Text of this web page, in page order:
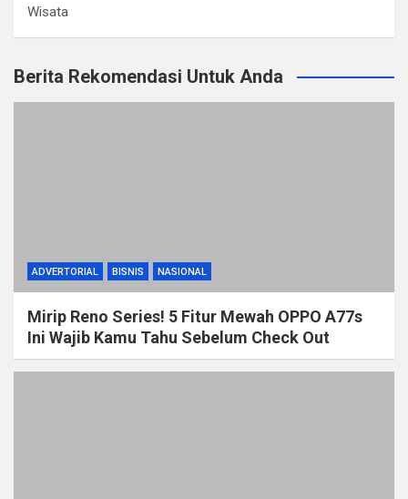
Wisata
Berita Rekomendasi Untuk Anda
ADVERTORIAL BISNIS NASIONAL
Mirip Reno Series! 5 Fitur Mewah OPPO A77s
Ini Wajib Kamu Tahu Sebelum Check Out